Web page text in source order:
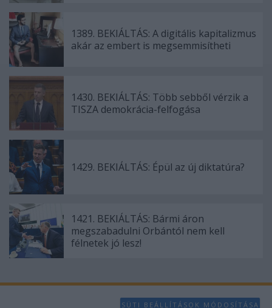
1389. BEKIÁLTÁS: A digitális kapitalizmus
akár az embert is megsemmisítheti
1430. BEKIÁLTÁS: Több sebből vérzik a
TISZA demokrácia-felfogása
1429. BEKIÁLTÁS: Épül az új diktatúra?
1421. BEKIÁLTÁS: Bármi áron
megszabadulni Orbántól nem kell
félnetek jó lesz!
SÜTI BEÁLLÍTÁSOK MÓDOSÍTÁSA